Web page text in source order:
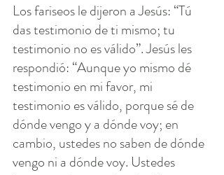
Los fariseos le dijeron a Jesús: “Tú
das testimonio de ti mismo; tu
testimonio no es válido”. Jesús les
respondió: “Aunque yo mismo dé
testimonio en mi favor, mi
testimonio es válido, porque sé de
dónde vengo y a dónde voy; en
cambio, ustedes no saben de dónde
vengo ni a dónde voy. Ustedes